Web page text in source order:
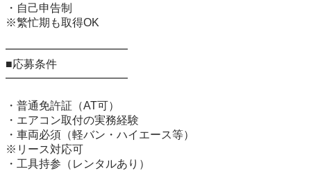
・自己申告制
※繁忙期も取得OK
━━━━━━━━━━━
■応募条件
━━━━━━━━━━━
・普通免許証（AT可）
・エアコン取付の実務経験
・車両必須（軽バン・ハイエース等）
※リース対応可
・工具持参（レンタルあり）